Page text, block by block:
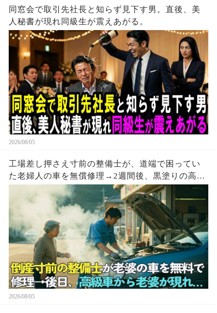
同窓会で取引先社長と知らず見下す男。直後、美
人秘書が現れ同級生が震えあがる。
2026/08/05
工場差し押さえ寸前の整備士が、道端で困ってい
た老婦人の車を無償修理→2週間後、黒塗りの高級
2026/08/05